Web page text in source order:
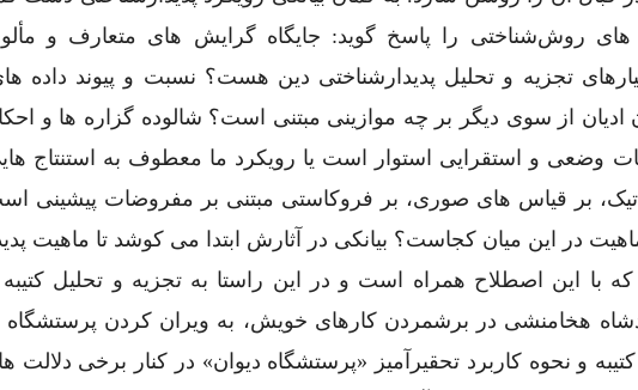
‌های روش‌شناختی را پاسخ گوید: جایگاه گرایش ‌های متعارف و
تجزیه و تحلیل پدیدارشناختی دین هست؟ نسبت و پیوند داده
ادیان از سوی دیگر بر چه موازینی مبتنی است؟ شالوده گزاره‌ ها و
وضعی و استقرایی استوار است یا رویکرد ما معطوف به استنتاج
بر قیاس ‌های صوری، بر فروکاستی مبتنی بر مفروضات پیشینی
ماهیت در این میان کجاست؟ بیانکی در آثارش ابتدا می ‌کوشد تا ماهیت
با این اصطلاح همراه است و در این راستا به تجزیه و تحلیل
هخامنشی در برشمردن کارهای خویش، به ویران کردن پرستشگاه
و نحوه کاربرد تحقیرآمیز «پرستشگاه دیوان» در کنار برخی دلالت